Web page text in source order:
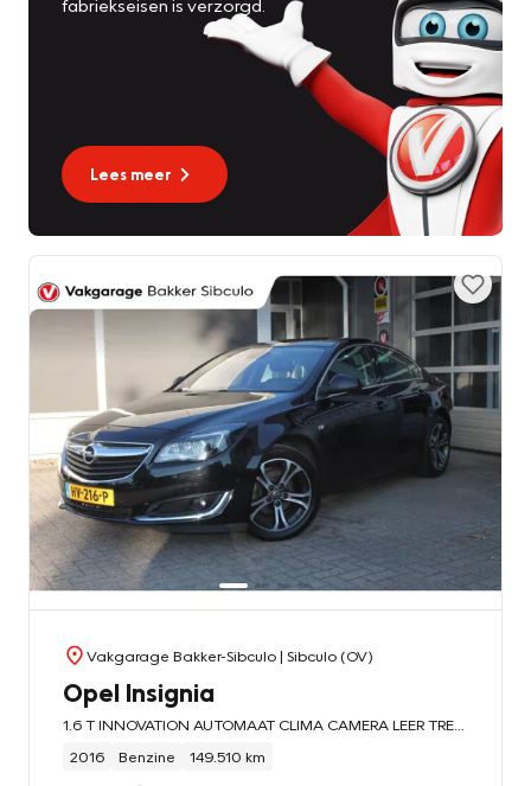
fabriekseisen is verzorgd.
Lees meer
Vakgarage Bakker-Sibculo| Sibculo (OV)
Opel Insignia
2016
Benzine 149.510 km